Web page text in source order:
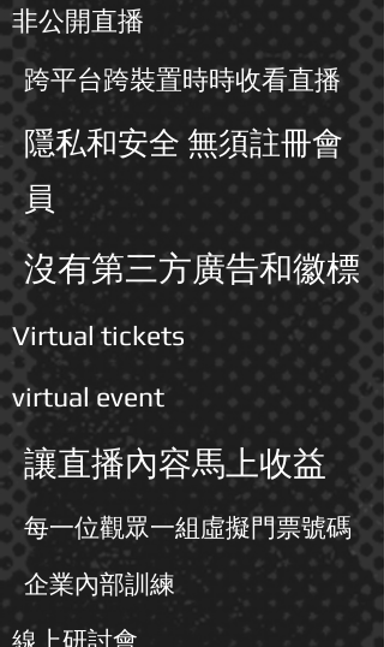
非公開直播
跨平台跨裝置時時收看直播
隱私和安全 無須註冊會
員
沒有第三方廣告和徽標
Virtual tickets
virtual event
​讓直播內容馬上收益
每一位觀眾一組虛擬門票號碼
企業內部訓練
線上研討會